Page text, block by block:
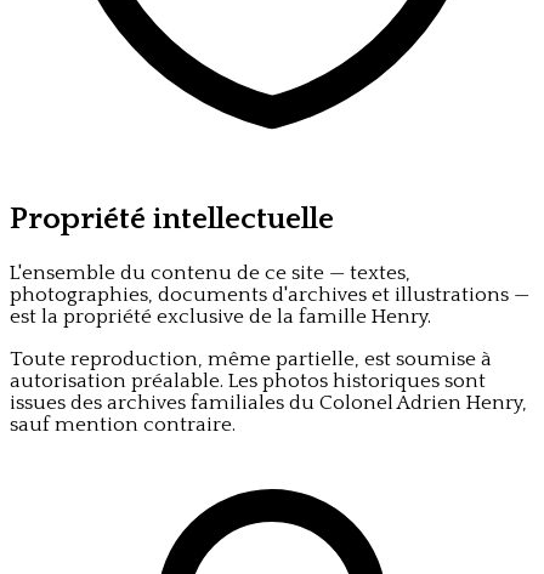
Propriété intellectuelle
L'ensemble du contenu de ce site — textes,
photographies, documents d'archives et illustrations —
est la propriété exclusive de la famille Henry.
Toute reproduction, même partielle, est soumise à
autorisation préalable. Les photos historiques sont
issues des archives familiales du Colonel Adrien Henry,
sauf mention contraire.